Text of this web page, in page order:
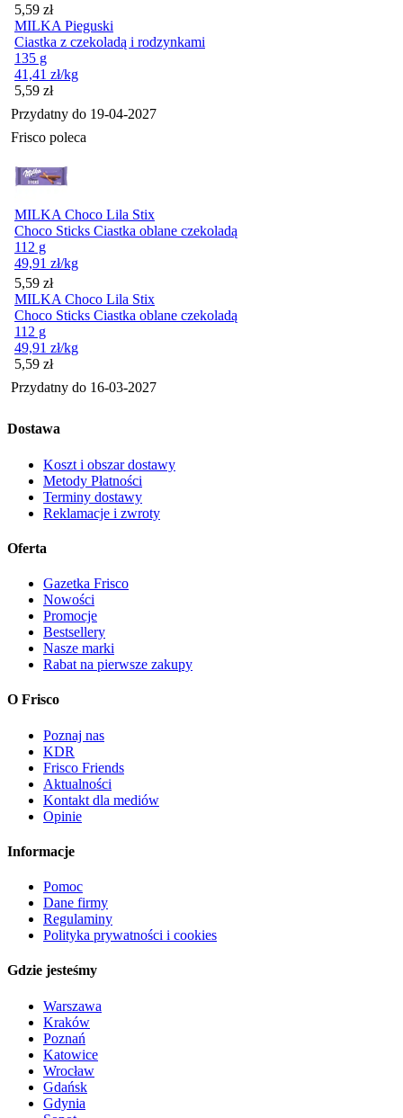
Cena
5,59 zł
MILKA Pieguski
Ciastka z czekoladą i rodzynkami
135 g
41,41 zł/kg
Cena
5,59 zł
Przydatny do 19-04-2027
Frisco poleca
MILKA Choco Lila Stix
Choco Sticks Ciastka oblane czekoladą
112 g
49,91 zł/kg
Cena
5,59 zł
MILKA Choco Lila Stix
Choco Sticks Ciastka oblane czekoladą
112 g
49,91 zł/kg
Cena
5,59 zł
Przydatny do 16-03-2027
Dostawa
Koszt i obszar dostawy
Metody Płatności
Terminy dostawy
Reklamacje i zwroty
Oferta
Gazetka Frisco
Nowości
Promocje
Bestsellery
Nasze marki
Rabat na pierwsze zakupy
O Frisco
Poznaj nas
KDR
Frisco Friends
Aktualności
Kontakt dla mediów
Opinie
Informacje
Pomoc
Dane firmy
Regulaminy
Polityka prywatności i cookies
Gdzie jesteśmy
Warszawa
Kraków
Poznań
Katowice
Wrocław
Gdańsk
Gdynia